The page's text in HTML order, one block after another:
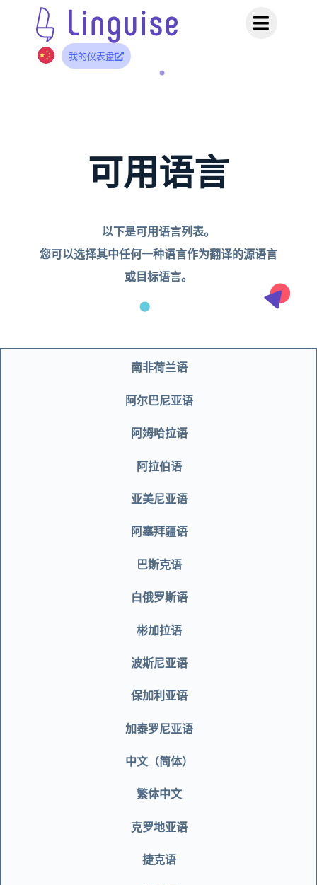
我的仪表盘
可用语言
以下是可用语言列表。
您可以选择其中任何一种语言作为翻译的源语言
或目标语言。
南非荷兰语
阿尔巴尼亚语
阿姆哈拉语
阿拉伯语
亚美尼亚语
阿塞拜疆语
巴斯克语
白俄罗斯语
彬加拉语
波斯尼亚语
保加利亚语
加泰罗尼亚语
中文（简体）
繁体中文
克罗地亚语
捷克语